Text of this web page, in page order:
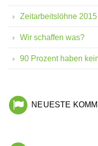
Zeitarbeitslöhne
Wir schaffen was?
90 Prozent haben
NEUESTE